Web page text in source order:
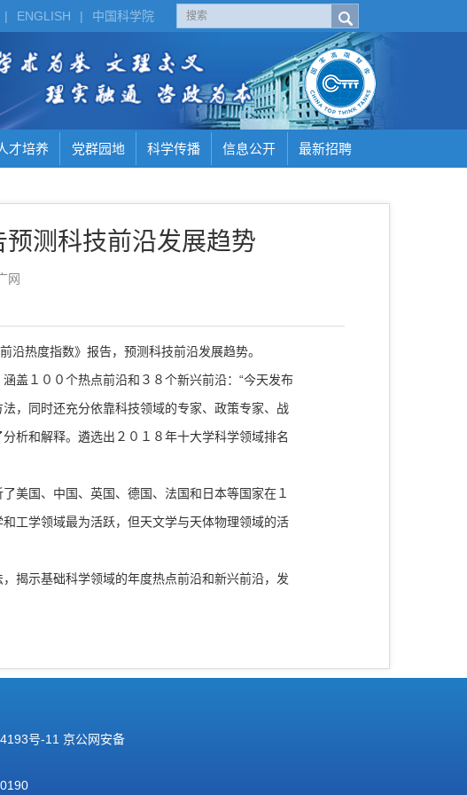
中国科学院
|
ENGLISH
|
才培养 党群园地 科学传播 信息公开 最新招聘
预测科技前沿发展趋势
网
热度指数》报告，预测科技前沿发展趋势。
１００个热点前沿和３８个新兴前沿：“今天发布
，同时还充分依靠科技领域的专家、政策专家、战
析和解释。遴选出２０１８年十大学科学领域排名
国、中国、英国、德国、法国和日本等国家在１
工学领域最为活跃，但天文学与天体物理领域的活
揭示基础科学领域的年度热点前沿和新兴前沿，发
号-11 京公网安备